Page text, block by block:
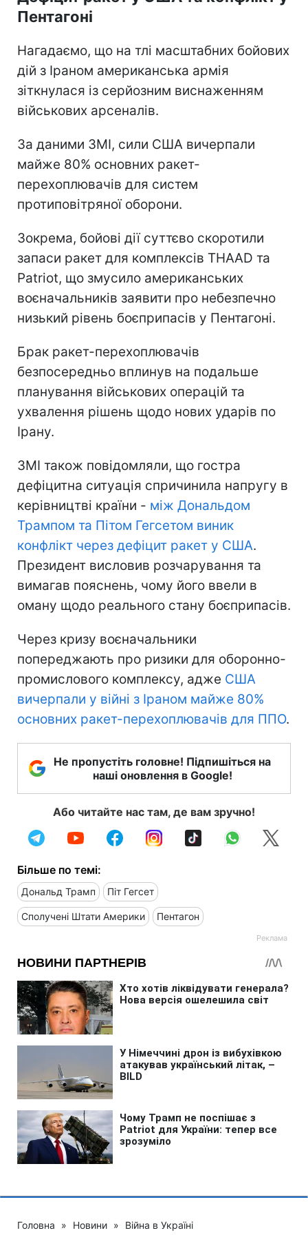
Пентагоні
Нагадаємо, що на тлі масштабних бойових
дій з Іраном американська армія
зіткнулася із серйозним виснаженням
військових арсеналів.
За даними ЗМІ, сили США вичерпали
майже 80% основних ракет-
перехоплювачів для систем
протиповітряної оборони.
Зокрема, бойові дії суттєво скоротили
запаси ракет для комплексів THAAD та
Patriot, що змусило американських
воєначальників заявити про небезпечно
низький рівень боєприпасів у Пентагоні.
Брак ракет-перехоплювачів
безпосередньо вплинув на подальше
планування військових операцій та
ухвалення рішень щодо нових ударів по
Ірану.
ЗМІ також повідомляли, що гостра
дефіцитна ситуація спричинила напругу в
керівництві країни - між Дональдом
Трампом та Пітом Гегсетом виник
конфлікт через дефіцит ракет у США.
Президент висловив розчарування та
вимагав пояснень, чому його ввели в
оману щодо реального стану боєприпасів.
Через кризу воєначальники
попереджають про ризики для оборонно-
промислового комплексу, адже США
вичерпали у війні з Іраном майже 80%
основних ракет-перехоплювачів для ППО.
Не пропустіть головне! Підпишіться на
наші оновлення в Google!
Або читайте нас там, де вам зручно!
Більше по темі:
Дональд Трамп Піт Гегсет
Сполучені Штати Америки Пентагон
Головна » Новини » Війна в Україні